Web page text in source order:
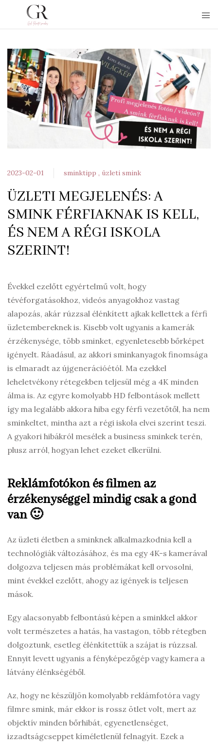
2023-02-01 sminktipp üzleti smink
ÜZLETI MEGJELENÉS: A
SMINK FÉRFIAKNAK IS KELL,
ÉS NEM A RÉGI ISKOLA
SZERINT!
Évekkel ezelőtt egyértelmű volt, hogy
tévéforgatásokhoz, videós anyagokhoz vastag
alapozás, akár rúzzsal élénkített ajkak kellettek a férfi
üzletembereknek is. Kisebb volt ugyanis a kamerák
érzékenysége, több sminket, egyenletesebb bőrképet
igényelt. Ráadásul, az akkori sminkanyagok finomsága
is elmaradt az újgenerációétól. Ma ezekkel
leheletvékony rétegekben teljesül még a 4K minden
álma is. Az egyre komolyabb HD felbontások mellett
így ma legalább akkora hiba egy férfi vezetőtől, ha nem
sminkeltet, mintha azt a régi iskola elvei szerint teszi.
A gyakori hibákról mesélek a business sminkek terén,
plusz arról, hogyan lehet ezeket elkerülni.
Reklámfotókon és filmen az
érzékenységgel mindig csak a gond
van 🙂
Az üzleti életben a sminknek alkalmazkodnia kell a
technológiák változásához, és ma egy 4K-s kamerával
dolgozva teljesen más problémákat kell orvosolni,
mint évekkel ezelőtt, ahogy az igények is teljesen
mások.
Egy alacsonyabb felbontású képen a sminkkel akkor
volt természetes a hatás, ha vastagon, több rétegben
dolgoztunk, esetleg élénkítettük a szájat is rúzzsal.
Ennyit levett ugyanis a fényképezőgép vagy kamera a
látvány élénkségéből.
Az, hogy ne készüljön komolyabb reklámfotóra vagy
filmre smink, már ekkor is rossz ötlet volt, mert az
objektív minden bőrhibát, egyenetlenséget,
izzadtságcseppet kíméletlenül felnagyít. Ezek a